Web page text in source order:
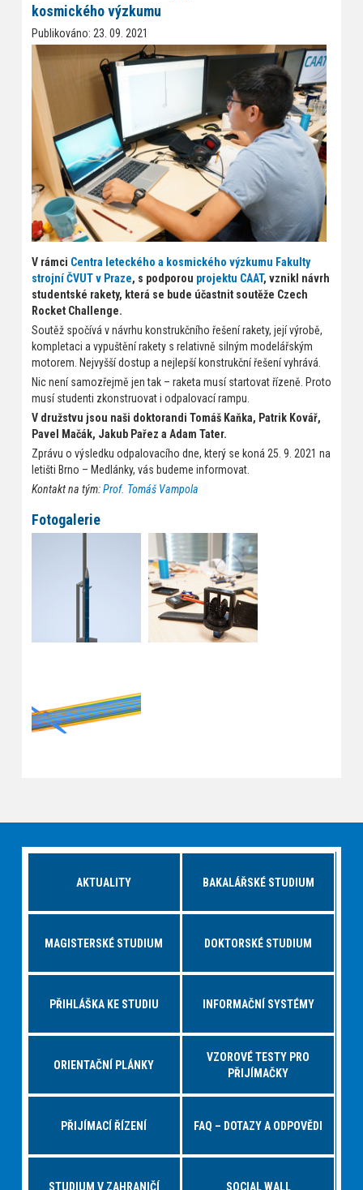
kosmického výzkumu
Publikováno: 23. 09. 2021
V rámci Centra leteckého a kosmického výzkumu Fakulty
strojní ČVUT v Praze, s podporou projektu CAAT, vznikl návrh
studentské rakety, která se bude účastnit soutěže Czech
Rocket Challenge.
Soutěž spočívá v návrhu konstrukčního řešení rakety, její výrobě,
kompletaci a vypuštění rakety s relativně silným modelářským
motorem. Nejvyšší dostup a nejlepší konstrukční řešení vyhrává.
Nic není samozřejmě jen tak – raketa musí startovat řízeně. Proto
musí studenti zkonstruovat i odpalovací rampu.
V družstvu jsou naši doktorandi Tomáš Kaňka, Patrik Kovář,
Pavel Mačák, Jakub Pařez a Adam Tater.
Zprávu o výsledku odpalovacího dne, který se koná 25. 9. 2021 na
letišti Brno – Medlánky, vás budeme informovat.
Kontakt na tým:Prof. Tomáš Vampola
Fotogalerie
AKTUALITY BAKALÁŘSKÉ STUDIUM
MAGISTERSKÉ STUDIUM DOKTORSKÉ STUDIUM
PŘIHLÁŠKA KE STUDIU INFORMAČNÍ SYSTÉMY
ORIENTAČNÍ PLÁNKY
VZOROVÉ TESTY PRO
PŘIJÍMAČKY
PŘIJÍMACÍ ŘÍZENÍ FAQ – DOTAZY A ODPOVĚDI
STUDIUM V ZAHRANIČÍ SOCIAL WALL